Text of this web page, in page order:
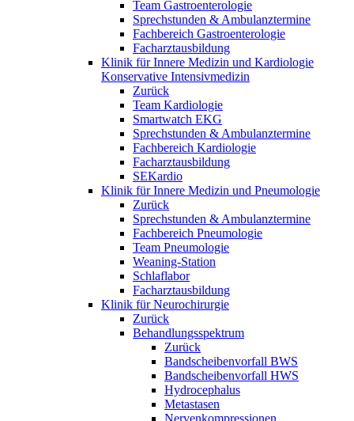
Team Gastroenterologie
Sprechstunden & Ambulanztermine
Fachbereich Gastroenterologie
Facharztausbildung
Klinik für Innere Medizin und Kardiologie
Konservative Intensivmedizin
Zurück
Team Kardiologie
Smartwatch EKG
Sprechstunden & Ambulanztermine
Fachbereich Kardiologie
Facharztausbildung
SEKardio
Klinik für Innere Medizin und Pneumologie
Zurück
Sprechstunden & Ambulanztermine
Fachbereich Pneumologie
Team Pneumologie
Weaning-Station
Schlaflabor
Facharztausbildung
Klinik für Neurochirurgie
Zurück
Behandlungsspektrum
Zurück
Bandscheibenvorfall BWS
Bandscheibenvorfall HWS
Hydrocephalus
Metastasen
Nervenkompressionen